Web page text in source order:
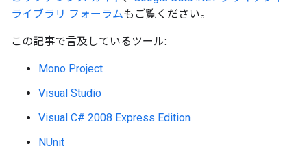
ライブラリ フォーラムもご覧ください。
この記事で言及しているツール:
Mono Project
Visual Studio
Visual C# 2008 Express Edition
NUnit